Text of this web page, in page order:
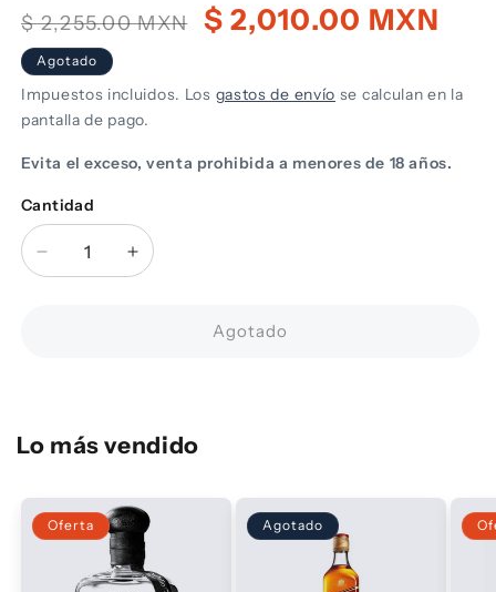
Precio
habitual
$ 2,255.00 MXN
Precio
de
$ 2,010.00 MXN
Agotado
Impuestos incluidos. Los gastos de envío se calculan en la
pantalla de pago.
Evita el exceso, venta prohibida a menores de 18 años.
Cantidad
Cantidad
Reducir
cantidad
Aumentar
cantidad
Agotado
Lo más vendido
Oferta Agotado